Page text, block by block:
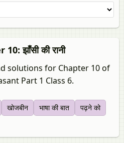
झाँसी की रानी
solutions for Chapter 10 of
Part 1 Class 6.
खोजबीन भाषा की बात
पढ़ने को